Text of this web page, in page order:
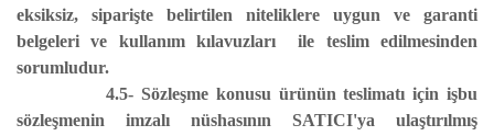
eksiksiz, siparişte belirtilen niteliklere uygun ve garanti
belgeleri ve kullanım kılavuzları ile teslim edilmesinden
sorumludur.
4.5- Sözleşme konusu ürünün teslimatı için işbu
sözleşmenin imzalı nüshasının SATICI'ya ulaştırılmış